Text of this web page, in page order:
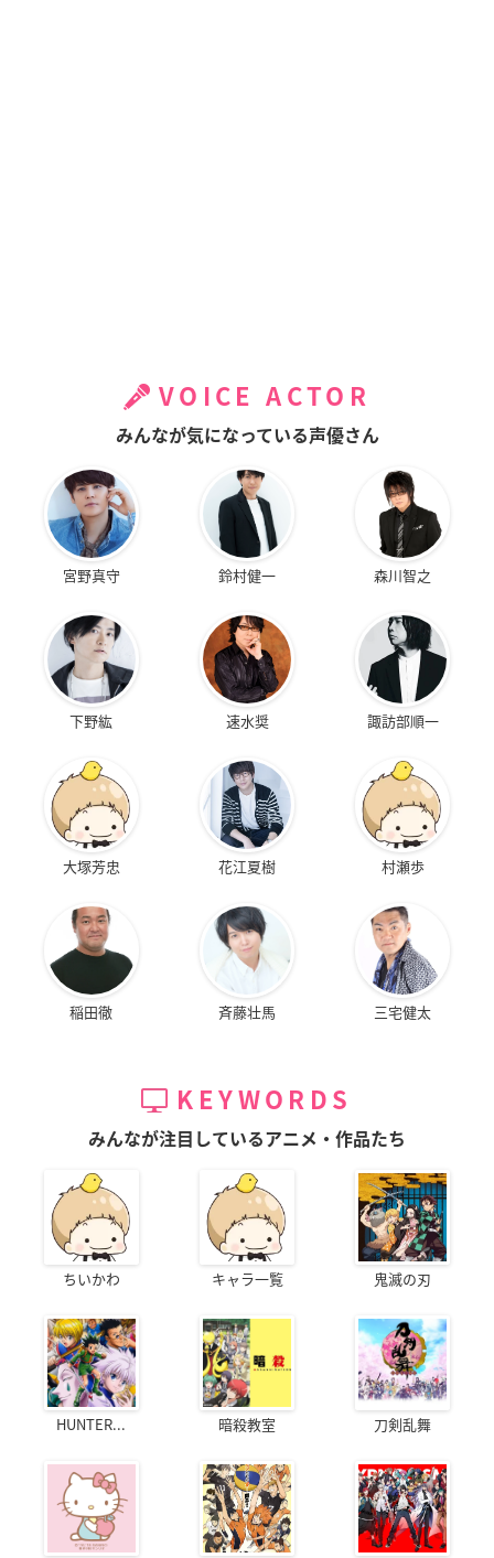
VOICE ACTOR
みんなが気になっている声優さん
宮野真守 鈴村健一 森川智之
下野紘 速水奨 諏訪部順一
大塚芳忠 花江夏樹 村瀬歩
稲田徹 斉藤壮馬 三宅健太
KEYWORDS
みんなが注目しているアニメ・作品たち
ちいかわ キャラ一覧 鬼滅の刃
HUNTER... 暗殺教室 刀剣乱舞